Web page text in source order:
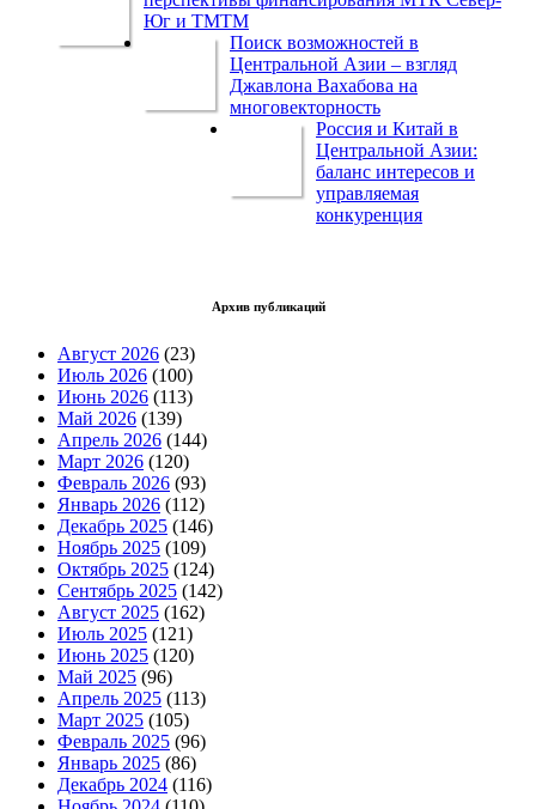
Юг и ТМТМ
Поиск возможностей в
Центральной Азии – взгляд
Джавлона Вахабова на
многовекторность
Россия и Китай в
Центральной Азии:
баланс интересов и
управляемая
конкуренция
Архив публикаций
Август 2026 (23)
Июль 2026 (100)
Июнь 2026 (113)
Май 2026 (139)
Апрель 2026 (144)
Март 2026 (120)
Февраль 2026 (93)
Январь 2026 (112)
Декабрь 2025 (146)
Ноябрь 2025 (109)
Октябрь 2025 (124)
Сентябрь 2025 (142)
Август 2025 (162)
Июль 2025 (121)
Июнь 2025 (120)
Май 2025 (96)
Апрель 2025 (113)
Март 2025 (105)
Февраль 2025 (96)
Январь 2025 (86)
Декабрь 2024 (116)